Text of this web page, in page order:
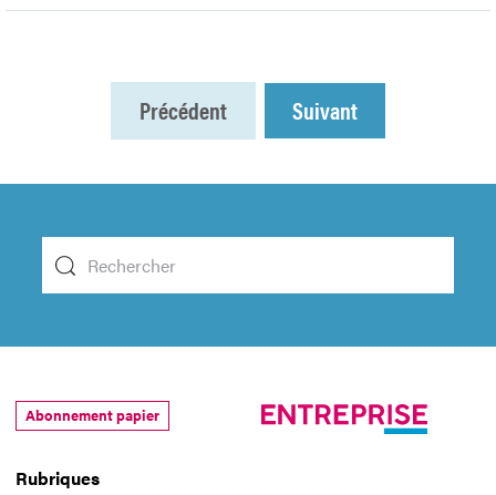
Précédent Suivant
Rubriques
Abonnement papier